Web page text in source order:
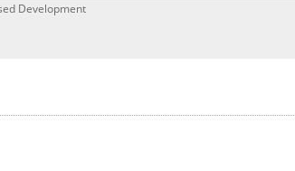
Development